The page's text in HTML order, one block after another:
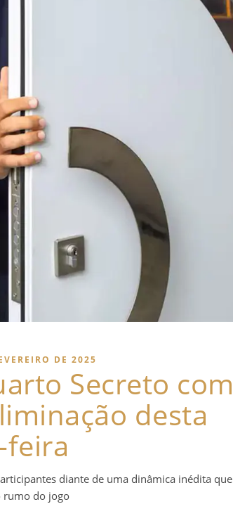
DE 2025
Secreto com
desta
diante de uma dinâmica inédita que
rumo do jogo